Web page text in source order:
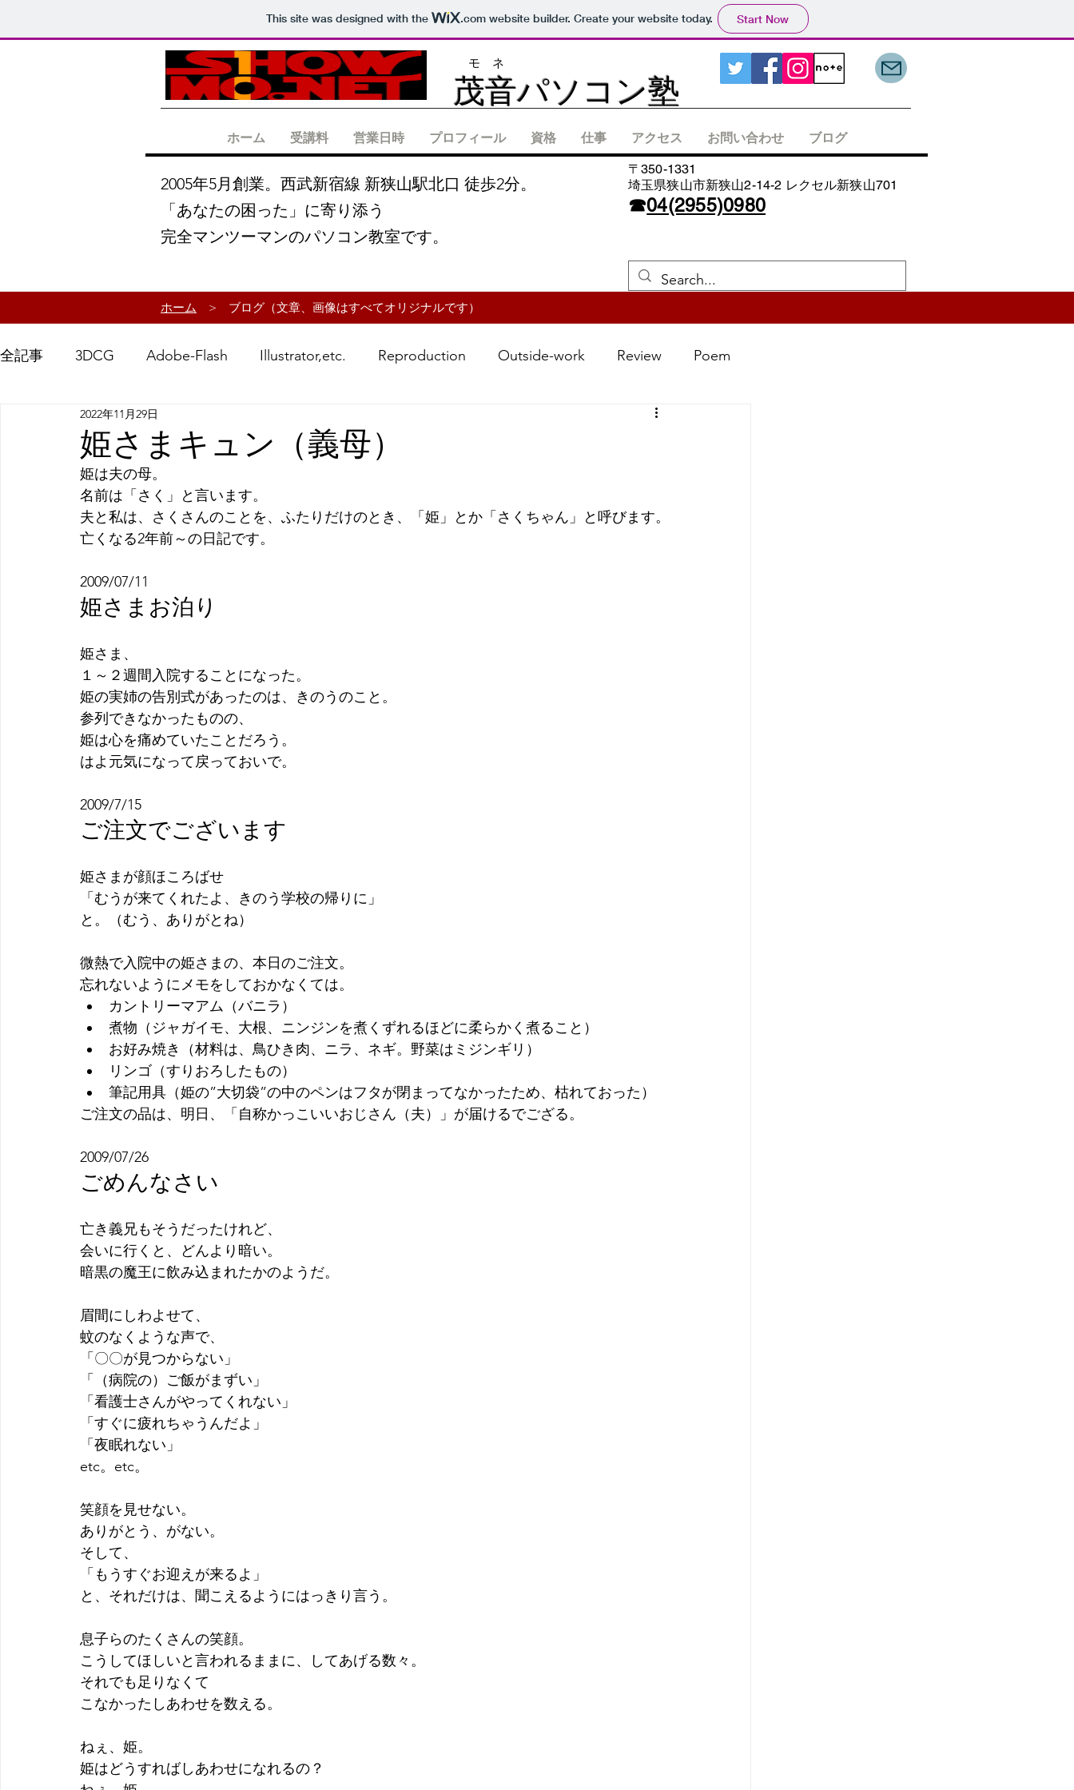
This site was designed with the .comwebsite builder. Create your website today. Start Now
茂音パソコン塾
モ ネ
ホーム 受講料 営業日時 プロフィール 資格 仕事 アクセス お問い合わせ ブログ
2005年5月創業。西武新宿線 新狭山駅北口 徒歩2分。
「あなたの困った」に寄り添う
完全マンツーマンのパソコン教室です。
〒350-1331
埼玉県狭山市新狭山2-14-2 レクセル新狭山701
​☎04(2955)0980
ホーム > ブログ（文章、画像はすべてオリジナルです）
全記事 3DCG Adobe-Flash Illustrator,etc. Reproduction Outside-work Review Poem
Little-things Private
姫さまキュン（義母）
2022年11月29日
姫は夫の母。
名前は「さく」と言います。
夫と私は、さくさんのことを、ふたりだけのとき、「姫」とか「さくちゃん」と呼びます。
亡くなる2年前～の日記です。
2009/07/11
姫さまお泊り
姫さま、
１～２週間入院することになった。
姫の実姉の告別式があったのは、きのうのこと。
参列できなかったものの、
姫は心を痛めていたことだろう。
はよ元気になって戻っておいで。
2009/7/15
ご注文でございます
姫さまが顔ほころばせ
「むうが来てくれたよ、きのう学校の帰りに」
と。（むう、ありがとね）
微熱で入院中の姫さまの、本日のご注文。
忘れないようにメモをしておかなくては。
カントリーマアム（バニラ）
煮物（ジャガイモ、大根、ニンジンを煮くずれるほどに柔らかく煮ること）
お好み焼き（材料は、鳥ひき肉、ニラ、ネギ。野菜はミジンギリ）
リンゴ（すりおろしたもの）
筆記用具（姫の”大切袋”の中のペンはフタが閉まってなかったため、枯れておった）
ご注文の品は、明日、「自称かっこいいおじさん（夫）」が届けるでござる。
2009/07/26
ごめんなさい
亡き義兄もそうだったけれど、
会いに行くと、どんより暗い。
暗黒の魔王に飲み込まれたかのようだ。
眉間にしわよせて、
蚊のなくような声で、
「〇〇が見つからない」
「（病院の）ご飯がまずい」
「看護士さんがやってくれない」
「すぐに疲れちゃうんだよ」
「夜眠れない」
etc。etc。
笑顔を見せない。
ありがとう、がない。
そして、
「もうすぐお迎えが来るよ」
と、それだけは、聞こえるようにはっきり言う。
息子らのたくさんの笑顔。
こうしてほしいと言われるままに、してあげる数々。
それでも足りなくて
こなかったしあわせを数える。
ねぇ、姫。
姫はどうすればしあわせになれるの？